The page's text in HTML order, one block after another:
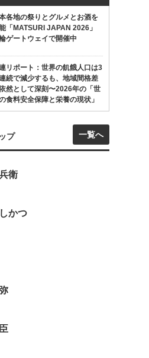
各地の祭りとグルメとお酒を
「MATSURI JAPAN 2026」
ゲートウェイで開催中
リポート：世界の飢餓人口は3
続で減少するも、地域間格差
然として深刻〜2026年の「世
食料安全保障と栄養の現状」
プ 一覧へ
衛
かつ